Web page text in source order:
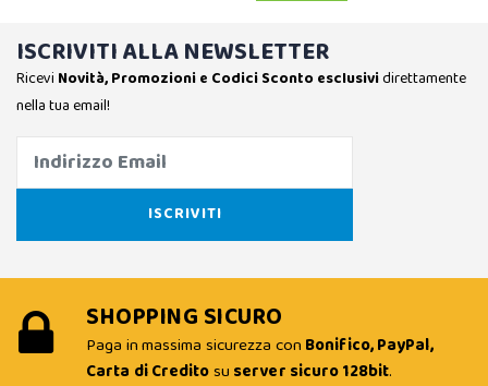
ISCRIVITI ALLA NEWSLETTER
Ricevi Novità, Promozioni e Codici Sconto esclusividirettamente
nella tua email!
SHOPPING SICURO
Paga in massima sicurezza con Bonifico, PayPal,
Carta di Creditosu server sicuro 128bit.